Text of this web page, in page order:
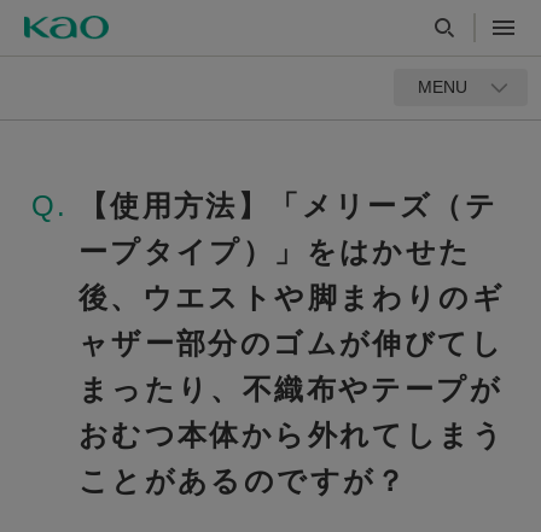
MENU
Q.
【使用方法】「メリーズ（テ
ープタイプ）」をはかせた
後、ウエストや脚まわりのギ
ャザー部分のゴムが伸びてし
まったり、不織布やテープが
おむつ本体から外れてしまう
ことがあるのですが？